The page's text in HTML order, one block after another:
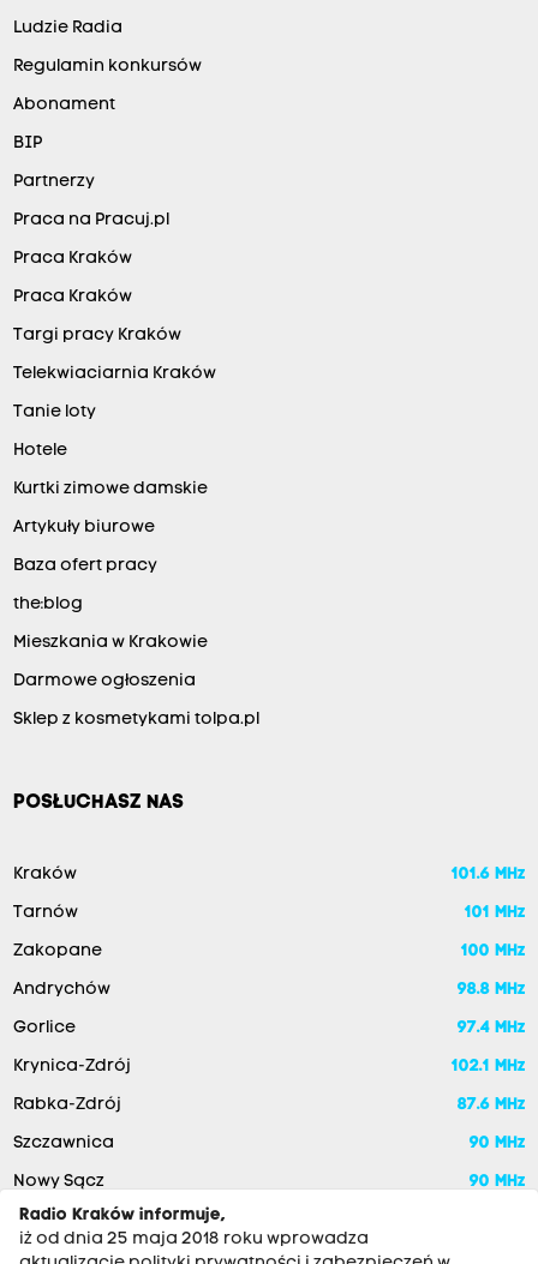
Ludzie Radia
Regulamin konkursów
Abonament
BIP
Partnerzy
Praca na Pracuj.pl
Praca Kraków
Praca Kraków
Targi pracy Kraków
Telekwiaciarnia Kraków
Tanie loty
Hotele
Kurtki zimowe damskie
Artykuły biurowe
Baza ofert pracy
the:blog
Mieszkania w Krakowie
Darmowe ogłoszenia
Sklep z kosmetykami tolpa.pl
POSŁUCHASZ NAS
Kraków 101.6 MHz
Tarnów 101 MHz
Zakopane 100 MHz
Andrychów 98.8 MHz
Gorlice 97.4 MHz
Krynica-Zdrój 102.1 MHz
Rabka-Zdrój 87.6 MHz
Szczawnica 90 MHz
Nowy Sącz
90 MHz
Radio Kraków informuje,
iż od dnia 25 maja 2018 roku wprowadza